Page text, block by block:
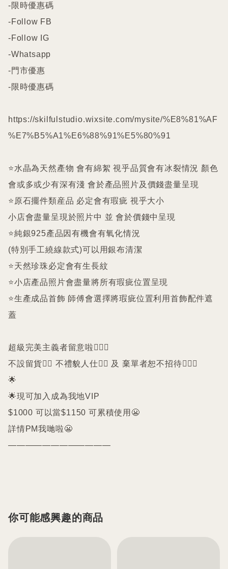
-限時優惠碼
-Follow FB
-Follow IG
-Whatsapp
-門市優惠
-限時優惠碼
https://skilfulstudio.wixsite.com/mysite/%E8%81%AF
%E7%B5%A1%E6%88%91%E5%80%91
⭐️水晶為天然產物 會有綿絮 視乎品質會有冰裂情況 顏色
會或多或少有深有淺 會於產品照片及價錢盡量呈現
⭐️原石擺件類産品 必定會有瑕疵 視乎大小
小店會盡量呈現於照片中 並 會於價錢中呈現
⭐️純銀925產品因有機會有氧化情況
(特別手工繞線款式)可以用銀布清潔
⭐️天然珍珠必定會有生長紋
⭐️小店產品照片會盡量將所有瑕疵位置呈現
⭐️生產成品首飾 師傅會選擇將瑕疵位置利用首飾配件遮
蓋
超級完美主義者留意啦🙇🏻‍♀️
不設留貨🙅‍♀️ 不禮貌人仕🙅‍♀️ 及 棄單者恕不招待🙇🏻‍♀️
🌟
🌟現可加入成為我地VIP
$1000 可以當$1150 可累積使用😬
詳情PM我哋啦😬
————————————
你可能感興趣的商品